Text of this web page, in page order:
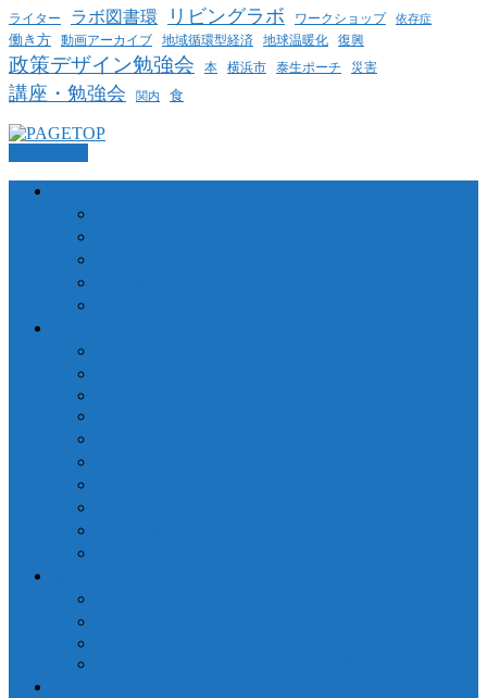
ライター ラボ図書環 リビングラボ ワークショップ 依存症
働き方 動画アーカイブ 地域循環型経済 地球温暖化 復興
政策デザイン勉強会 本 横浜市 泰生ポーチ 災害
講座・勉強会 関内 食